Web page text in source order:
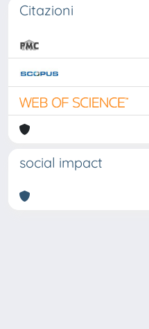
Citazioni
social impact